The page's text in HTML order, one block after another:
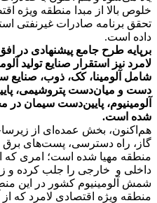
خلوص بالا از مبدا منطقه ویژه
تحقق برنامه صادرات غیرنفتی
داده است.
برپایه طرح جامع پیشنهادی در
لامرد نیز استقرار صنایع تولید
شامل آلومینا، کک، ذوب، صنایع
دست و میان‌دست پتروشیمی،
آلومینیوم، پایین‌دست سیمان
شده است.
هم‌اکنون، بخش عمده‌ای از
گاز، راه دسترسی، پست‌های برق
منطقه مهیا شده است؛ امری که
داخلی و خارجی را جلب کرده و
شمش آلومینیوم کشور در این
منطقه ویژه اقتصادی لامرد که